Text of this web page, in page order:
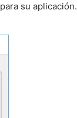
su aplicación.